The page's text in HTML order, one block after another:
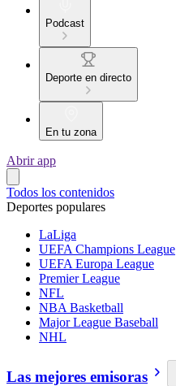
Podcast
Deporte en directo
En tu zona
Abrir app
Todos los contenidos
Deportes populares
LaLiga
UEFA Champions League
UEFA Europa League
Premier League
NFL
NBA Basketball
Major League Baseball
NHL
Las mejores emisoras